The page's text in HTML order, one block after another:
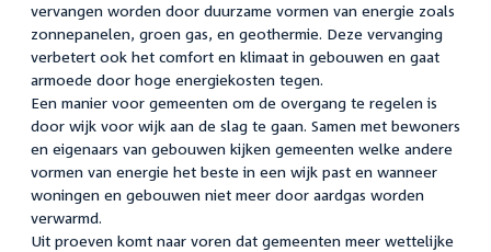
vervangen worden door duurzame vormen van energie zoals
zonnepanelen, groen gas, en geothermie. Deze vervanging
verbetert ook het comfort en klimaat in gebouwen en gaat
armoede door hoge energiekosten tegen.
Een manier voor gemeenten om de overgang te regelen is
door wijk voor wijk aan de slag te gaan. Samen met bewoners
en eigenaars van gebouwen kijken gemeenten welke andere
vormen van energie het beste in een wijk past en wanneer
woningen en gebouwen niet meer door aardgas worden
verwarmd.
Uit proeven komt naar voren dat gemeenten meer wettelijke